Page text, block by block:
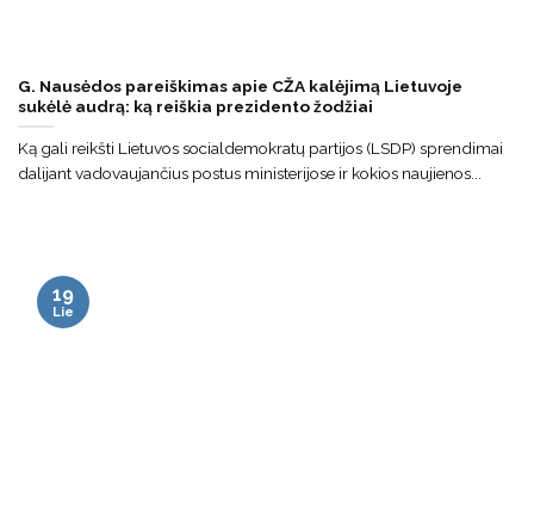
G. Nausėdos pareiškimas apie CŽA kalėjimą Lietuvoje
sukėlė audrą: ką reiškia prezidento žodžiai
Ką gali reikšti Lietuvos socialdemokratų partijos (LSDP) sprendimai
dalijant vadovaujančius postus ministerijose ir kokios naujienos...
19
Lie